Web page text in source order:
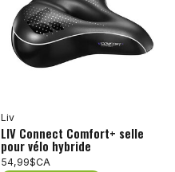
Liv
LIV Connect Comfort+ selle
pour vélo hybride
54,99$CA